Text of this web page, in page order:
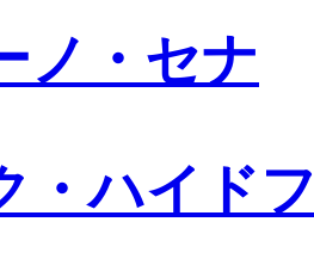
ノ・セナ
・ハイド